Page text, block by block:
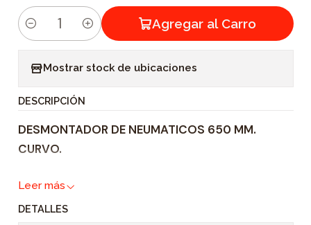
C
i
d
a
Agregar al Carro
Mostrar stock de ubicaciones
DESCRIPCIÓN
DESMONTADOR DE NEUMATICOS 650 MM.
CURVO.
Leer más
DETALLES